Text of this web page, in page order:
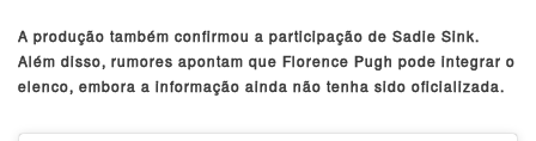
A produção também confirmou a participação de Sadie Sink.
Além disso, rumores apontam que Florence Pugh pode integrar o
elenco, embora a informação ainda não tenha sido oficializada.